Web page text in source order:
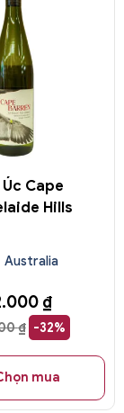
Cape
Hills
Australia
₫ -32%
₫
mua